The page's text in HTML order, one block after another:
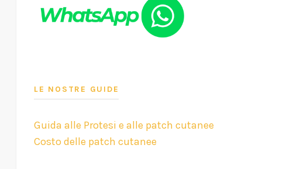
LE NOSTRE GUIDE
Guida alle Protesi e alle patch cutanee
Costo delle patch cutanee